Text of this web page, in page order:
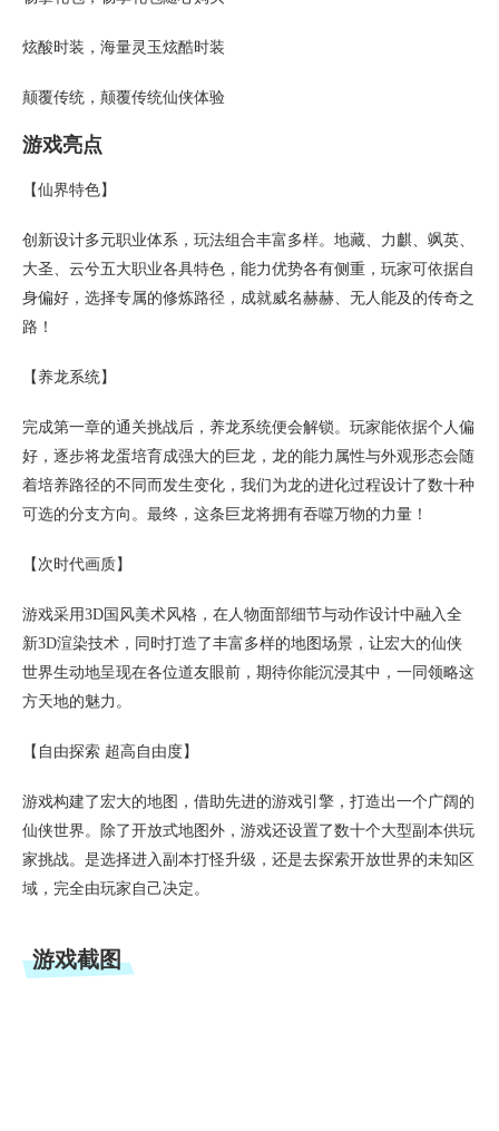
炫酸时装，海量灵玉炫酷时装
颠覆传统，颠覆传统仙侠体验
游戏亮点
【仙界特色】
创新设计多元职业体系，玩法组合丰富多样。地藏、力麒、飒英、
大圣、云兮五大职业各具特色，能力优势各有侧重，玩家可依据自
身偏好，选择专属的修炼路径，成就威名赫赫、无人能及的传奇之
路！
【养龙系统】
完成第一章的通关挑战后，养龙系统便会解锁。玩家能依据个人偏
好，逐步将龙蛋培育成强大的巨龙，龙的能力属性与外观形态会随
着培养路径的不同而发生变化，我们为龙的进化过程设计了数十种
可选的分支方向。最终，这条巨龙将拥有吞噬万物的力量！
【次时代画质】
游戏采用3D国风美术风格，在人物面部细节与动作设计中融入全
新3D渲染技术，同时打造了丰富多样的地图场景，让宏大的仙侠
世界生动地呈现在各位道友眼前，期待你能沉浸其中，一同领略这
方天地的魅力。
【自由探索 超高自由度】
游戏构建了宏大的地图，借助先进的游戏引擎，打造出一个广阔的
仙侠世界。除了开放式地图外，游戏还设置了数十个大型副本供玩
家挑战。是选择进入副本打怪升级，还是去探索开放世界的未知区
域，完全由玩家自己决定。
游戏截图